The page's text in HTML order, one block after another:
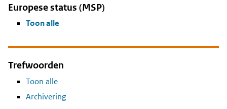
Europese status (MSP)
Toon alle
Trefwoorden
Toon alle
Archivering